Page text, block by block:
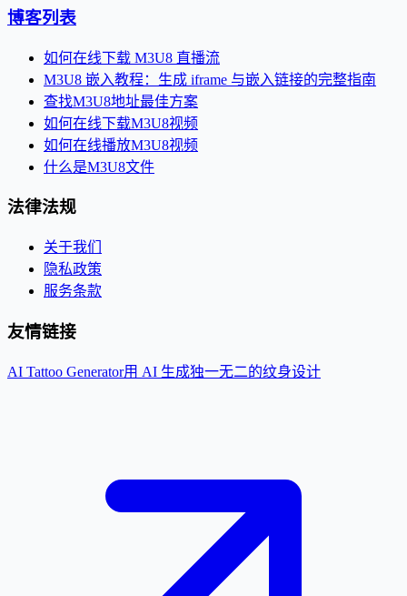
博客列表
如何在线下载 M3U8 直播流
M3U8 嵌入教程：生成 iframe 与嵌入链接的完整指南
查找M3U8地址最佳方案
如何在线下载M3U8视频
如何在线播放M3U8视频
什么是M3U8文件
法律法规
关于我们
隐私政策
服务条款
友情链接
AI Tattoo Generator用 AI 生成独一无二的纹身设计